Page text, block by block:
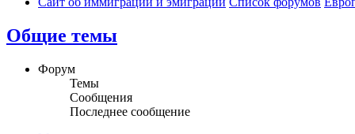
Общие темы
Форум
Темы
Сообщения
Последнее сообщение